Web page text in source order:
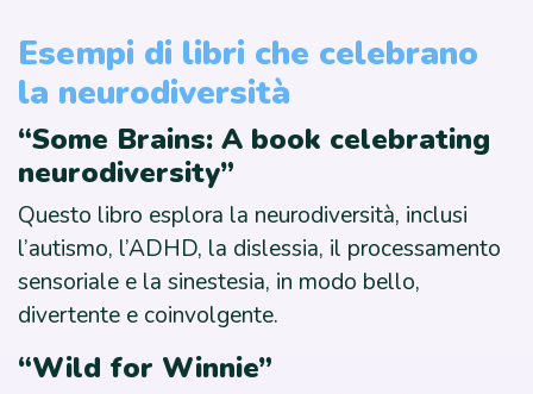
Esempi di libri che celebrano
la neurodiversità
“Some Brains: A book celebrating
neurodiversity”
Questo libro esplora la neurodiversità, inclusi
l’autismo, l’ADHD, la dislessia, il processamento
sensoriale e la sinestesia, in modo bello,
divertente e coinvolgente.
“Wild for Winnie”